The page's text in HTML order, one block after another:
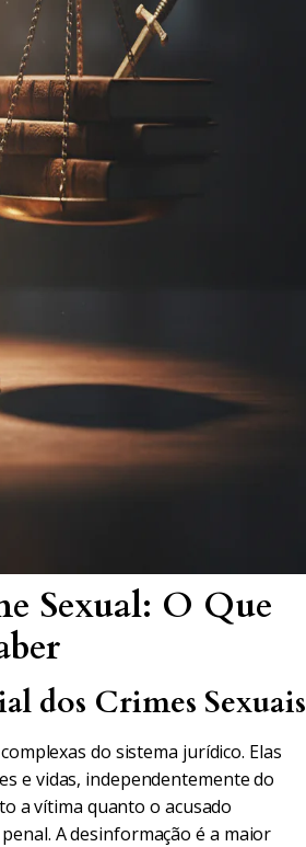
Sexual: O Que
dos Crimes Sexuais
do sistema jurídico. Elas
e vidas, independentemente do
a vítima quanto o acusado
A desinformação é a maior